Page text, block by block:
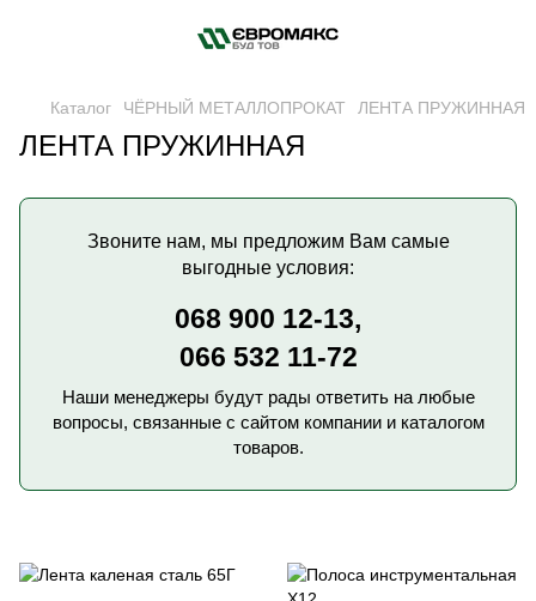
Каталог ЧЁРНЫЙ МЕТАЛЛОПРОКАТ ЛЕНТА ПРУЖИННАЯ
ЛЕНТА ПРУЖИННАЯ
Звоните нам, мы предложим Вам самые
выгодные условия:
068 900 12-13,
066 532 11-72
Наши менеджеры будут рады ответить на любые
вопросы, связанные с сайтом компании и каталогом
товаров.